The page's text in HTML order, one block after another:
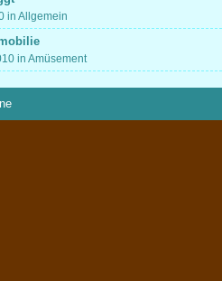
in Allgemein
in Amüsement